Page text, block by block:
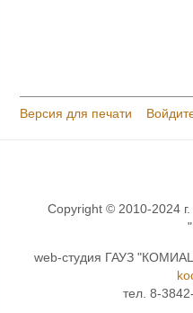
Версия для печати
Copyright © 2010-2024
web-студия ГАУЗ
тел. 8-